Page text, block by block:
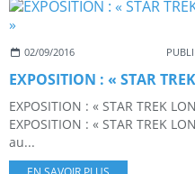
02/09/2016
EXPOSITION : « STAR TREK
EXPOSITION : « STAR TREK
au...